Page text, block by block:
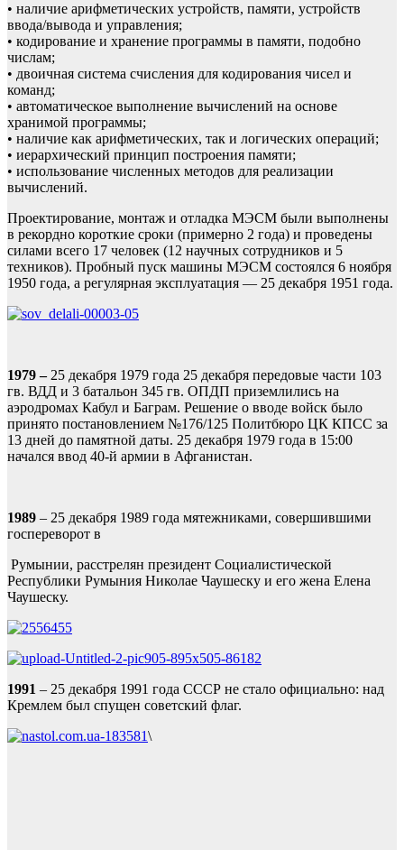
• наличие арифметических устройств, памяти, устройств
ввода/вывода и управления;
• кодирование и хранение программы в памяти, подобно
числам;
• двоичная система счисления для кодирования чисел и
команд;
• автоматическое выполнение вычислений на основе
хранимой программы;
• наличие как арифметических, так и логических операций;
• иерархический принцип построения памяти;
• использование численных методов для реализации
вычислений.
Проектирование, монтаж и отладка МЭСМ были выполнены
в рекордно короткие сроки (примерно 2 года) и проведены
силами всего 17 человек (12 научных сотрудников и 5
техников). Пробный пуск машины МЭСМ состоялся 6 ноября
1950 года, а регулярная эксплуатация — 25 декабря 1951 года.
1979–25 декабря 1979 года 25 декабря передовые части 103
гв. ВДД и 3 батальон 345 гв. ОПДП приземлились на
аэродромах Кабул и Баграм. Решение о вводе войск было
принято постановлением №176/125 Политбюро ЦК КПСС за
13 дней до памятной даты. 25 декабря 1979 года в 15:00
начался ввод 40-й армии в Афганистан.
1989 – 25 декабря 1989 года мятежниками, совершившими
госпереворот в
Румынии, расстрелян президент Социалистической
Республики Румыния Николае Чаушеску и его жена Елена
Чаушеску.
1991 – 25 декабря 1991 года СССР не стало официально: над
Кремлем был спущен советский флаг.
\